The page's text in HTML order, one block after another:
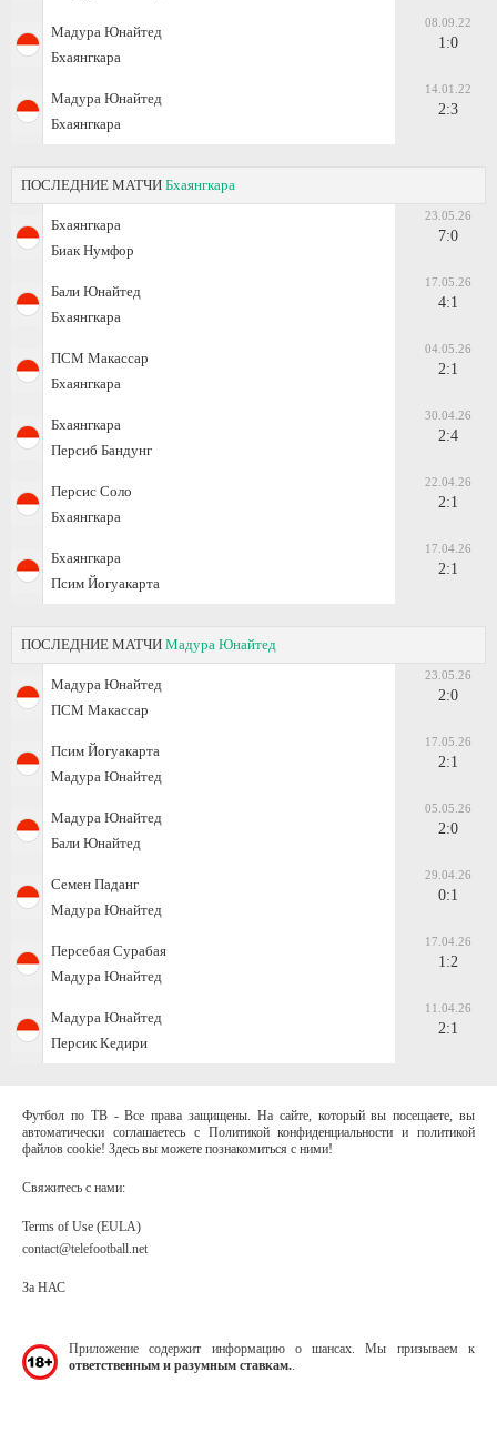
Мадура Юнайтед
Бхаянгкара
08.09.22
1:0
Мадура Юнайтед
Бхаянгкара
14.01.22
2:3
ПОСЛЕДНИЕ МАТЧИ Бхаянгкара
Бхаянгкара
Биак Нумфор
23.05.26
7:0
Бали Юнайтед
Бхаянгкара
17.05.26
4:1
ПСМ Макассар
Бхаянгкара
04.05.26
2:1
Бхаянгкара
Персиб Бандунг
30.04.26
2:4
Персис Соло
Бхаянгкара
22.04.26
2:1
Бхаянгкара
Псим Йогуакарта
17.04.26
2:1
ПОСЛЕДНИЕ МАТЧИ Мадура Юнайтед
Мадура Юнайтед
ПСМ Макассар
23.05.26
2:0
Псим Йогуакарта
Мадура Юнайтед
17.05.26
2:1
Мадура Юнайтед
Бали Юнайтед
05.05.26
2:0
Семен Паданг
Мадура Юнайтед
29.04.26
0:1
Персебая Сурабая
Мадура Юнайтед
17.04.26
1:2
Мадура Юнайтед
Персик Кедири
11.04.26
2:1
Футбол по ТВ - Все права защищены. На сайте, который вы посещаете, вы
автоматически соглашаетесь с Политикой конфиденциальности и политикой
файлов cookie! Здесь вы можете познакомиться с ними!
Свяжитесь с нами:
Terms of Use (EULA)
contact@telefootball.net
За НАС
Приложение содержит информацию о шансах. Мы призываем к
ответственным и разумным ставкам.